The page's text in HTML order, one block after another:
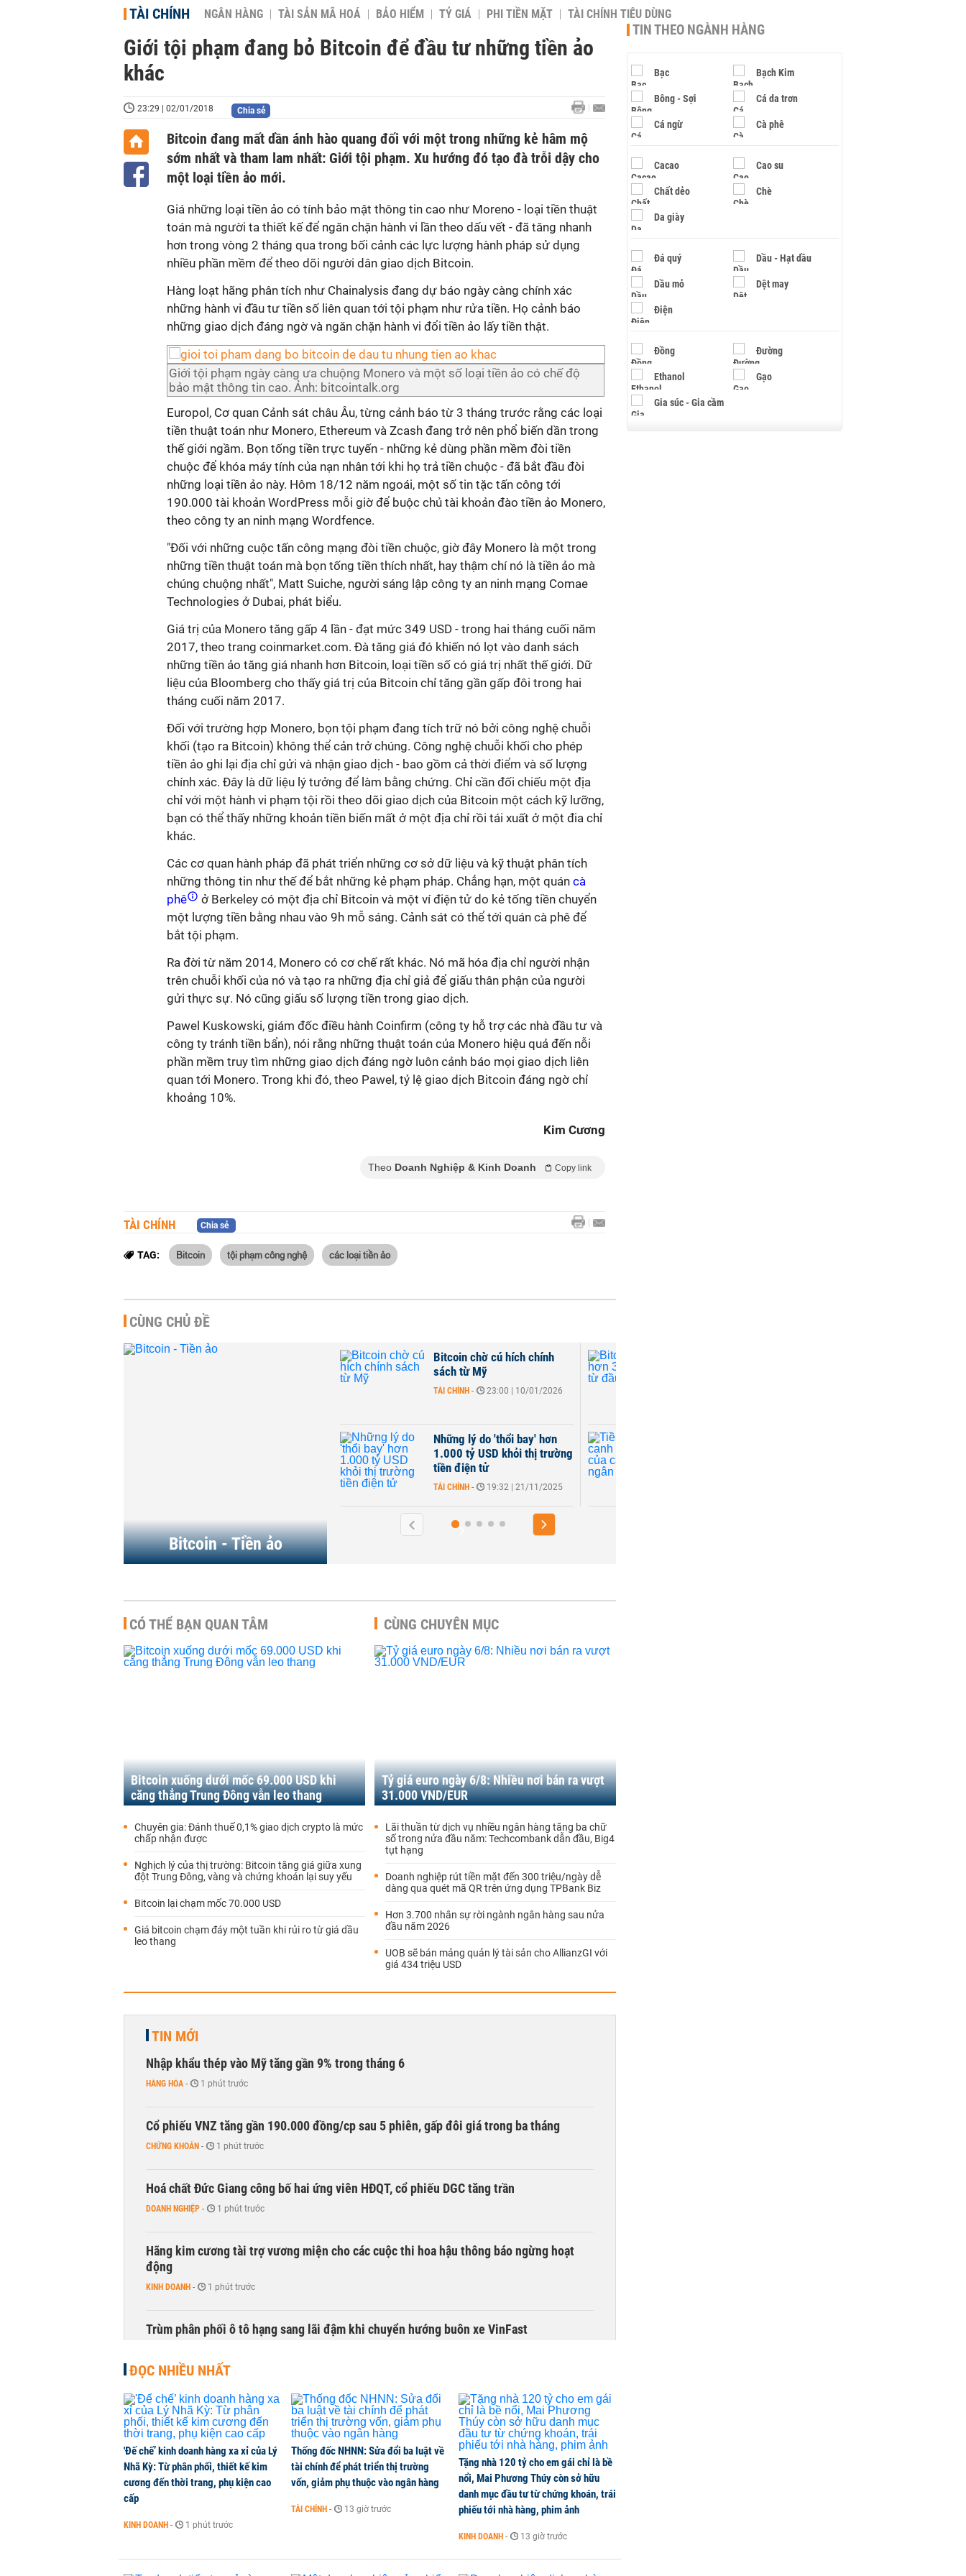
TÀI CHÍNH NGÂN HÀNG TÀI SẢN MÃ HOÁ BẢO HIỂM TỶ GIÁ PHI TIỀN MẶT TÀI CHÍNH TIÊU DÙNG
Giới tội phạm đang bỏ Bitcoin để đầu tư những tiền ảo
khác
23:29 | 02/01/2018 Chia sẻ
Bitcoin đang mất dần ánh hào quang đối với một trong những kẻ hâm mộ
sớm nhất và tham lam nhất: Giới tội phạm. Xu hướng đó tạo đà trỗi dậy cho
một loại tiền ảo mới.
Giá những loại tiền ảo có tính bảo mật thông tin cao như Moreno - loại tiền thuật
toán mà người ta thiết kế để ngăn chặn hành vi lần theo dấu vết - đã tăng nhanh
hơn trong vòng 2 tháng qua trong bối cảnh các lực lượng hành pháp sử dụng
nhiều phần mềm để theo dõi người dân giao dịch Bitcoin.
Hàng loạt hãng phân tích như Chainalysis đang dự báo ngày càng chính xác
những hành vi đầu tư tiền số liên quan tới tội phạm như rửa tiền. Họ cảnh báo
những giao dịch đáng ngờ và ngăn chặn hành vi đổi tiền ảo lấy tiền thật.
Giới tội phạm ngày càng ưa chuộng Monero và một số loại tiền ảo có chế độ
bảo mật thông tin cao. Ảnh: bitcointalk.org
Europol, Cơ quan Cảnh sát châu Âu, từng cảnh báo từ 3 tháng trước rằng các loại
tiền thuật toán như Monero, Ethereum và Zcash đang trở nên phổ biến dần trong
thế giới ngầm. Bọn tống tiền trực tuyến - những kẻ dùng phần mềm đòi tiền
chuộc để khóa máy tính của nạn nhân tới khi họ trả tiền chuộc - đã bắt đầu đòi
những loại tiền ảo này. Hôm 18/12 năm ngoái, một số tin tặc tấn công tới
190.000 tài khoản WordPress mỗi giờ để buộc chủ tài khoản đào tiền ảo Monero,
theo công ty an ninh mạng Wordfence.
"Đối với những cuộc tấn công mạng đòi tiền chuộc, giờ đây Monero là một trong
những tiền thuật toán mà bọn tống tiền thích nhất, hay thậm chí nó là tiền ảo mà
chúng chuộng nhất", Matt Suiche, người sáng lập công ty an ninh mạng Comae
Technologies ở Dubai, phát biểu.
Giá trị của Monero tăng gấp 4 lần - đạt mức 349 USD - trong hai tháng cuối năm
2017, theo trang coinmarket.com. Đà tăng giá đó khiến nó lọt vào danh sách
những tiền ảo tăng giá nhanh hơn Bitcoin, loại tiền số có giá trị nhất thế giới. Dữ
liệu của Bloomberg cho thấy giá trị của Bitcoin chỉ tăng gần gấp đôi trong hai
tháng cuối năm 2017.
Đối với trường hợp Monero, bọn tội phạm đang tích trữ nó bởi công nghệ chuỗi
khối (tạo ra Bitcoin) không thể cản trở chúng. Công nghệ chuỗi khối cho phép
tiền ảo ghi lại địa chỉ gửi và nhận giao dịch - bao gồm cả thời điểm và số lượng
chính xác. Đây là dữ liệu lý tưởng để làm bằng chứng. Chỉ cần đối chiếu một địa
chỉ với một hành vi phạm tội rồi theo dõi giao dịch của Bitcoin một cách kỹ lưỡng,
bạn có thể thấy những khoản tiền biến mất ở một địa chỉ rồi tái xuất ở một đia chỉ
khác.
Các cơ quan hành pháp đã phát triển những cơ sở dữ liệu và kỹ thuật phân tích
những thông tin như thế để bắt những kẻ phạm pháp. Chẳng hạn, một quán cà
phê
ở Berkeley có một địa chỉ Bitcoin và một ví điện tử do kẻ tống tiền chuyển
một lượng tiền bằng nhau vào 9h mỗ sáng. Cảnh sát có thể tới quán cà phê để
bắt tội phạm.
Ra đời từ năm 2014, Monero có cơ chế rất khác. Nó mã hóa địa chỉ người nhận
trên chuỗi khối của nó và tạo ra những địa chỉ giả để giấu thân phận của người
gửi thực sự. Nó cũng giấu số lượng tiền trong giao dịch.
Pawel Kuskowski, giám đốc điều hành Coinfirm (công ty hỗ trợ các nhà đầu tư và
công ty tránh tiền bẩn), nói rằng những thuật toán của Monero hiệu quả đến nỗi
phần mềm truy tìm những giao dịch đáng ngờ luôn cảnh báo mọi giao dịch liên
quan tới Monero. Trong khi đó, theo Pawel, tỷ lệ giao dịch Bitcoin đáng ngờ chỉ
khoảng 10%.
Kim Cương
Theo Doanh Nghiệp & Kinh Doanh Copy link
TÀI CHÍNH Chia sẻ
TAG: Bitcoin tội phạm công nghệ các loại tiền ảo
CÙNG CHỦ ĐỀ
Bitcoin - Tiền ảo
Bitcoin chờ cú hích chính
Những lý do 'thổi bay' hơn
1.000 tỷ USD khỏi thị trường
19:32 | 21/11/2025
Bitcoin giảm hơn 30% giá trị
từ đầu năm
TÀI CHÍNH 21:49 | 17/11/2025
Tiền mã hóa - canh bạc mới
của các 'đại gia' ngân hàng
Mỹ
QUỐC TẾ - 23:12 | 15/08/2025
CÓ THỂ BẠN QUAN TÂM
Bitcoin xuống dưới mốc 69.000 USD khi
căng thẳng Trung Đông vẫn leo thang
Chuyên gia: Đánh thuế 0,1% giao dịch crypto là mức
chấp nhận được
Nghịch lý của thị trường: Bitcoin tăng giá giữa xung
đột Trung Đông, vàng và chứng khoán lại suy yếu
Bitcoin lại chạm mốc 70.000 USD
Giá bitcoin chạm đáy một tuần khi rủi ro từ giá dầu
leo thang
CÙNG CHUYÊN MỤC
Tỷ giá euro ngày 6/8: Nhiều nơi bán ra vượt
31.000 VND/EUR
Lãi thuần từ dịch vụ nhiều ngân hàng tăng ba chữ
số trong nửa đầu năm: Techcombank dẫn đầu, Big4
tụt hạng
Doanh nghiệp rút tiền mặt đến 300 triệu/ngày dễ
dàng qua quét mã QR trên ứng dụng TPBank Biz
Hơn 3.700 nhân sự rời ngành ngân hàng sau nửa
đầu năm 2026
UOB sẽ bán mảng quản lý tài sản cho AllianzGI với
giá 434 triệu USD
TIN MỚI
Nhập khẩu thép vào Mỹ tăng gần 9% trong tháng 6
HÀNG HÓA - 1 phút trước
Cổ phiếu VNZ tăng gần 190.000 đồng/cp sau 5 phiên, gấp đôi giá trong ba tháng
CHỨNG KHOÁN - 1 phút trước
Hoá chất Đức Giang công bố hai ứng viên HĐQT, cổ phiếu DGC tăng trần
DOANH NGHIỆP - 1 phút trước
Hãng kim cương tài trợ vương miện cho các cuộc thi hoa hậu thông báo ngừng hoạt
động
KINH DOANH - 1 phút trước
Trùm phân phối ô tô hạng sang lãi đậm khi chuyển hướng buôn xe VinFast
ĐỌC NHIỀU NHẤT
'Đế chế’ kinh doanh hàng xa xỉ của Lý
Nhã Kỳ: Từ phân phối, thiết kế kim
cương đến thời trang, phụ kiện cao
cấp
KINH DOANH - 1 phút trước
Thống đốc NHNN: Sửa đổi ba luật về
tài chính để phát triển thị trường
vốn, giảm phụ thuộc vào ngân hàng
TÀI CHÍNH - 13 giờ trước
Tặng nhà 120 tỷ cho em gái chỉ là bề
nổi, Mai Phương Thúy còn sở hữu
danh mục đầu tư từ chứng khoán, trái
phiếu tới nhà hàng, phim ảnh
KINH DOANH - 13 giờ trước
TIN THEO NGÀNH HÀNG
Bạc Bạch Kim
Bông - Sợi Cá da trơn
Cá ngừ Cà phê
Cacao Cao su
Chất dẻo Chè
Da giày
Đá quý Dầu - Hạt dầu
Dầu mỏ Dệt may
Điện
Đồng Đường
Ethanol Gạo
Gia súc - Gia cầm